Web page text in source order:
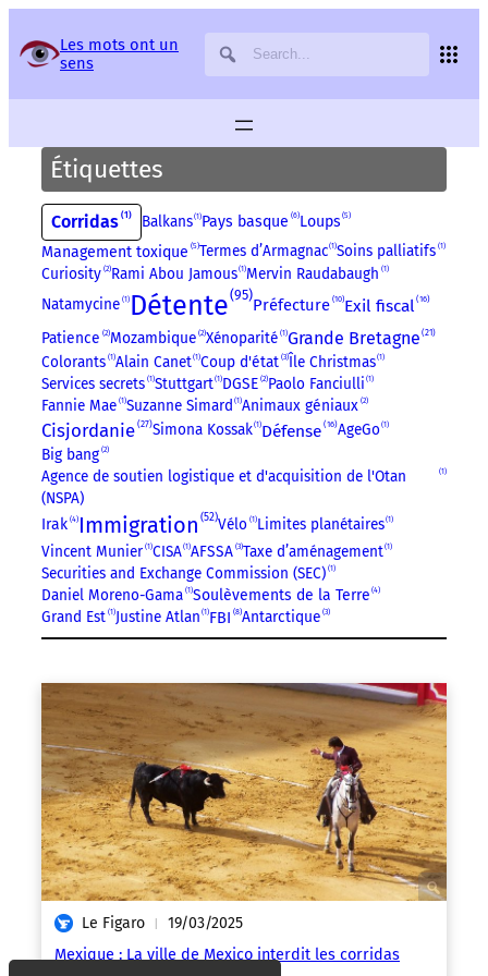
Les mots ont un
sens
Étiquettes
Corridas 1 Balkans 1 Pays basque 6 Loups 5
Management toxique 5 Termes d’Armagnac 1 Soins palliatifs 1
Curiosity 2 Rami Abou Jamous 1 Mervin Raudabaugh 1
Natamycine 1 Détente 95
Préfecture 10 Exil fiscal 16
Patience 2 Mozambique 2 Xénoparité 1 Grande Bretagne 21
Colorants 1 Alain Canet 1 Coup d'état 3 Île Christmas 1
Services secrets 1 Stuttgart 1 DGSE 2 Paolo Fanciulli 1
Fannie Mae 1 Suzanne Simard 1 Animaux géniaux 2
Cisjordanie 27 Simona Kossak 1 Défense 16 AgeGo 1
Big bang 2
Agence de soutien logistique et d'acquisition de l'Otan
(NSPA)
1
Irak 4 Immigration 52 Vélo 1 Limites planétaires 1
Vincent Munier 1 CISA 1 AFSSA 3 Taxe d’aménagement 1
Securities and Exchange Commission (SEC) 1
Daniel Moreno-Gama 1 Soulèvements de la Terre 4
Grand Est 1 Justine Atlan 1 FBI 8 Antarctique 3
Le Figaro | 19/03/2025
Mexique : La ville de Mexico interdit les corridas
Panneau de gestion des services